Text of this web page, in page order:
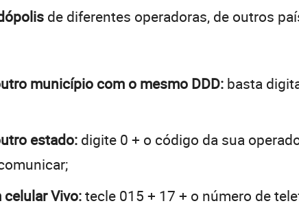
de diferentes operadoras, de outros
município com o mesmo DDD: basta
estado: digite 0 + o código da sua
Vivo:tecle 015 + 17 + o número de